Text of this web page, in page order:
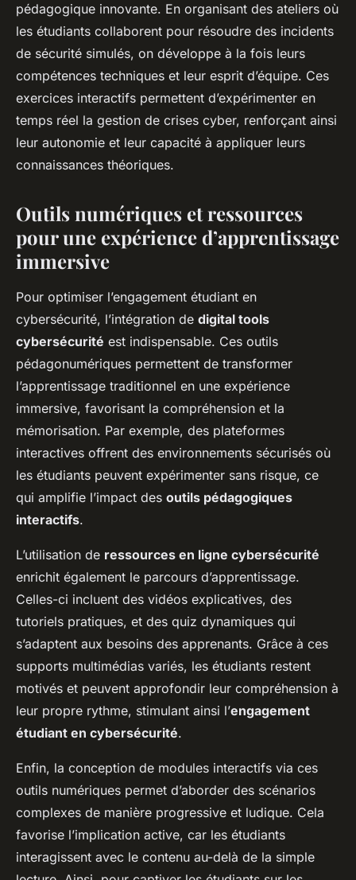
pédagogique innovante. En organisant des ateliers où
les étudiants collaborent pour résoudre des incidents
de sécurité simulés, on développe à la fois leurs
compétences techniques et leur esprit d’équipe. Ces
exercices interactifs permettent d’expérimenter en
temps réel la gestion de crises cyber, renforçant ainsi
leur autonomie et leur capacité à appliquer leurs
connaissances théoriques.
Outils numériques et ressources
pour une expérience d’apprentissage
immersive
Pour optimiser l’engagement étudiant en
cybersécurité, l’intégration de digital tools
cybersécurité est indispensable. Ces outils
pédagonumériques permettent de transformer
l’apprentissage traditionnel en une expérience
immersive, favorisant la compréhension et la
mémorisation. Par exemple, des plateformes
interactives offrent des environnements sécurisés où
les étudiants peuvent expérimenter sans risque, ce
qui amplifie l’impact des outils pédagogiques
interactifs.
L’utilisation de ressources en ligne cybersécurité
enrichit également le parcours d’apprentissage.
Celles-ci incluent des vidéos explicatives, des
tutoriels pratiques, et des quiz dynamiques qui
s’adaptent aux besoins des apprenants. Grâce à ces
supports multimédias variés, les étudiants restent
motivés et peuvent approfondir leur compréhension à
leur propre rythme, stimulant ainsi l’engagement
étudiant en cybersécurité.
Enfin, la conception de modules interactifs via ces
outils numériques permet d’aborder des scénarios
complexes de manière progressive et ludique. Cela
favorise l’implication active, car les étudiants
interagissent avec le contenu au-delà de la simple